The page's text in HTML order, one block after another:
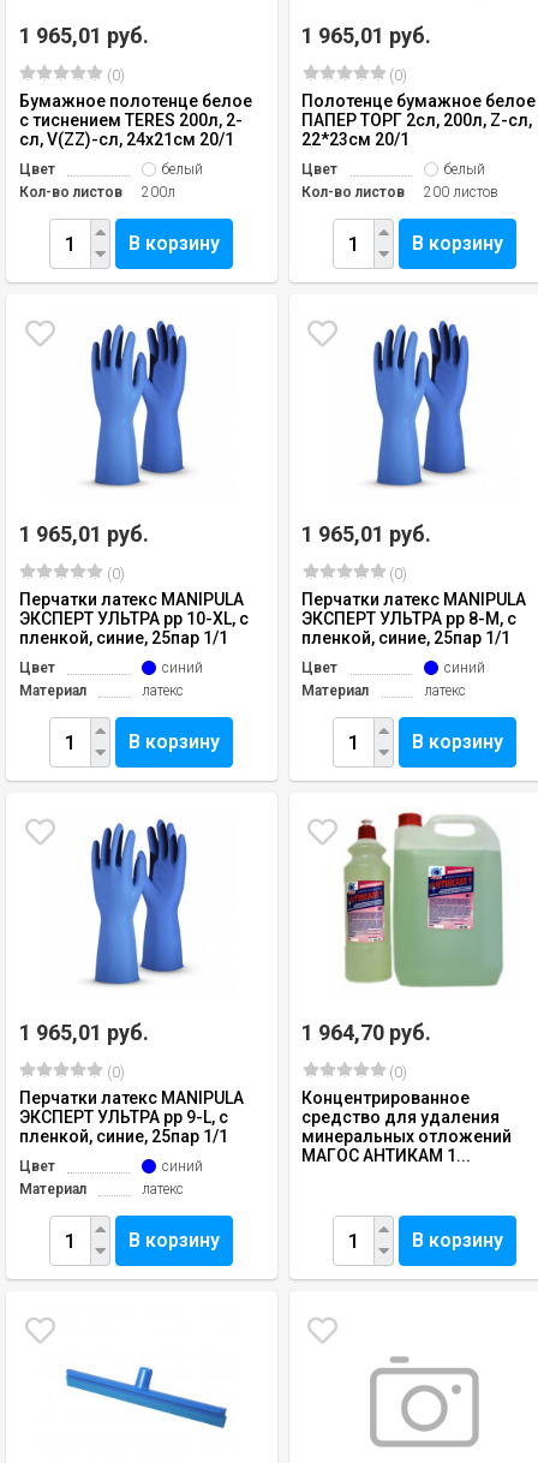
1 965,01 руб.
(0)
Бумажное полотенце белое
с тиснением TERES 200л, 2-
сл, V(ZZ)-сл, 24х21см 20/1
Цвет
белый
Кол-во листов
200л
В корзину
1 965,01 руб.
(0)
Полотенце бумажное белое
ПАПЕР ТОРГ 2сл, 200л, Z-сл,
22*23см 20/1
Цвет
белый
Кол-во листов
200 листов
В корзину
1 965,01 руб.
(0)
Перчатки латекс MANIPULA
ЭКСПЕРТ УЛЬТРА рр 10-XL, с
пленкой, синие, 25пар 1/1
Цвет
синий
Материал
латекс
В корзину
1 965,01 руб.
(0)
Перчатки латекс MANIPULA
ЭКСПЕРТ УЛЬТРА рр 8-М, с
пленкой, синие, 25пар 1/1
Цвет
синий
Материал
латекс
В корзину
1 965,01 руб.
(0)
Перчатки латекс MANIPULA
ЭКСПЕРТ УЛЬТРА рр 9-L, с
пленкой, синие, 25пар 1/1
Цвет
синий
Материал
латекс
В корзину
1 964,70 руб.
(0)
Концентрированное
средство для удаления
минеральных отложений
МАГОС АНТИКАМ 1...
В корзину